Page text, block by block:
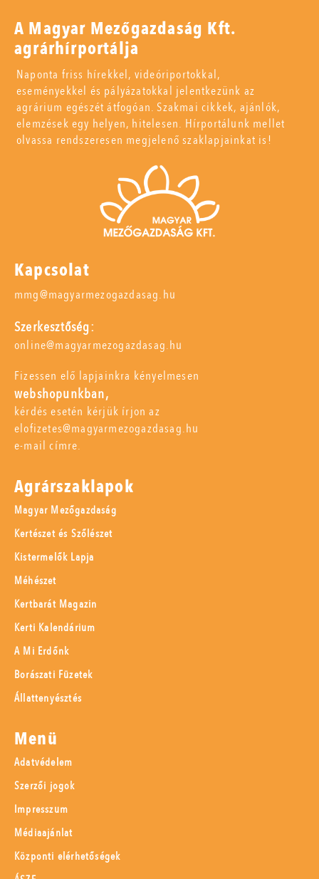
A Magyar Mezőgazdaság Kft.
agrárhírportálja
Naponta friss hírekkel, videóriportokkal,
eseményekkel és pályázatokkal jelentkezünk az
agrárium egészét átfogóan. Szakmai cikkek, ajánlók,
elemzések egy helyen, hitelesen. Hírportálunk mellet
olvassa rendszeresen megjelenő szaklapjainkat is!
Kapcsolat
mmg@magyarmezogazdasag.hu
Szerkesztőség:
online@magyarmezogazdasag.hu
Fizessen elő lapjainkra kényelmesen
webshopunkban,
kérdés esetén kérjük írjon az
elofizetes@magyarmezogazdasag.hu
e-mail címre.
Agrárszaklapok
Magyar Mezőgazdaság
Kertészet és Szőlészet
Kistermelők Lapja
Méhészet
Kertbarát Magazin
Kerti Kalendárium
A Mi Erdőnk
Borászati Füzetek
Állattenyésztés
Menü
Adatvédelem
Szerzői jogok
Impresszum
Médiaajánlat
Központi elérhetőségek